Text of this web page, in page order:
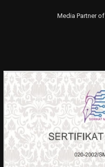
Media Partner of